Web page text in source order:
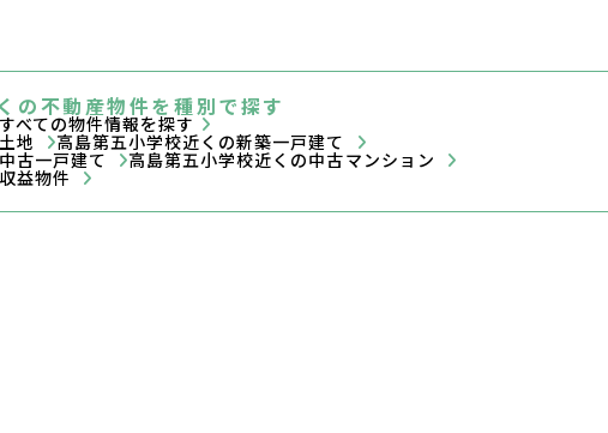
の不動産物件を種別で探す
べての物件情報を探す
地 高島第五小学校近くの新築一戸建て
古一戸建て 高島第五小学校近くの中古マンション
益物件